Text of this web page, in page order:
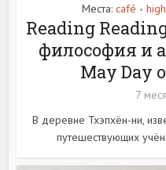
Места: café •
Reading
философия и
May Day
7
В деревне Тхэпхён-ни,
путешествующих